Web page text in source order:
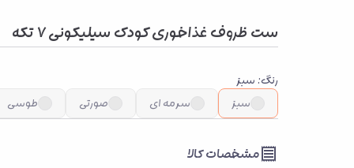
ست ظروف غذاخوری کودک سیلیکونی 7 تکه
رنگ: سبز
سبز
سرمه ای صورتی طوسی
مشخصات کالا